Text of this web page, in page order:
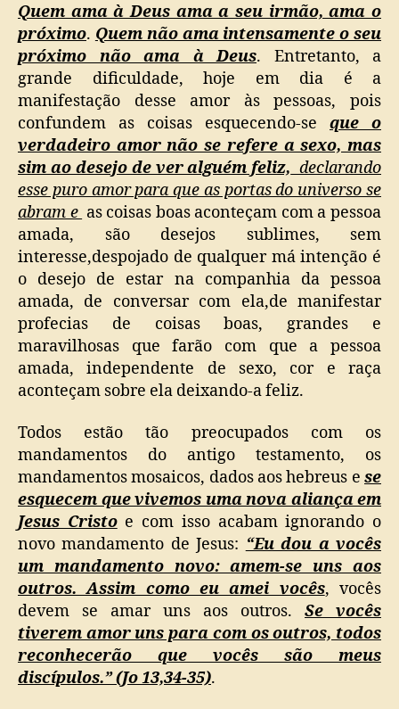
Quem ama à Deus ama a seu irmão, ama o
próximo. Quem não ama intensamente o seu
próximo não ama à Deus. Entretanto, a
grande dificuldade, hoje em dia é a
manifestação desse amor às pessoas, pois
confundem as coisas esquecendo-se que o
verdadeiro amor não se refere a sexo, mas
sim ao desejo de ver alguém feliz, declarando
esse puro amor para que as portas do universo se
abram e as coisas boas aconteçam com a pessoa
amada, são desejos sublimes, sem
interesse,despojado de qualquer má intenção é
o desejo de estar na companhia da pessoa
amada, de conversar com ela,de manifestar
profecias de coisas boas, grandes e
maravilhosas que farão com que a pessoa
amada, independente de sexo, cor e raça
aconteçam sobre ela deixando-a feliz.
Todos estão tão preocupados com os
mandamentos do antigo testamento, os
mandamentos mosaicos, dados aos hebreus e se
esquecem que vivemos uma nova aliança em
Jesus Cristoe com isso acabam ignorando o
novo mandamento de Jesus: “Eu dou a vocês
um mandamento novo: amem-se uns aos
outros. Assim como eu amei vocês, vocês
devem se amar uns aos outros. Se vocês
tiverem amor uns para com os outros, todos
reconhecerão que vocês são meus
discípulos.” (Jo 13,34-35).